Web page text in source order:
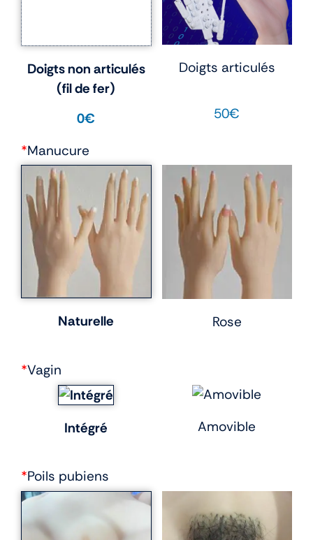
Doigts non articulés
(fil de fer)
0€
Doigts articulés
50€
*Manucure
Naturelle Rose
*Vagin
Intégré Amovible
*Poils pubiens